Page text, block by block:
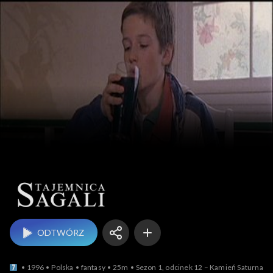
Tajemnica Sagali
ODTWÓRZ
1996 Polska fantasy 25m Sezon 1, odcinek 12 – Kamień Saturna